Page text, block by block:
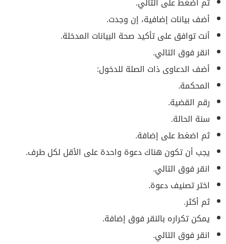
أضف بيانات إضافية، إن وجدت.
أنت توافق على تأكيد صحة البيانات المدخلة.
انقر فوق التالي.
أضف الدعاوى ذات الصلة للدخول:
المحكمة.
رقم القضية.
سنة الحالة.
ثم اضغط على إضافة.
يجب أن تكون هناك دعوة واحدة على الأقل لكل طرف.
انقر فوق التالي.
اختر تصنيف دعوة.
ثم أكثر.
يمكن تكراره بالنقر فوق إضافة.
انقر فوق التالي.